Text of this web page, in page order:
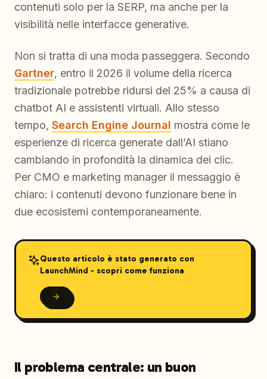
contenuti solo per la SERP, ma anche per la
visibilità nelle interfacce generative.
Non si tratta di una moda passeggera. Secondo
Gartner, entro il 2026 il volume della ricerca
tradizionale potrebbe ridursi del 25% a causa di
chatbot AI e assistenti virtuali. Allo stesso
tempo, Search Engine Journal mostra come le
esperienze di ricerca generate dall’AI stiano
cambiando in profondità la dinamica dei clic.
Per CMO e marketing manager il messaggio è
chiaro: i contenuti devono funzionare bene in
due ecosistemi contemporaneamente.
Questo articolo è stato generato con
LaunchMind - scopri come funziona
Il problema centrale: un buon